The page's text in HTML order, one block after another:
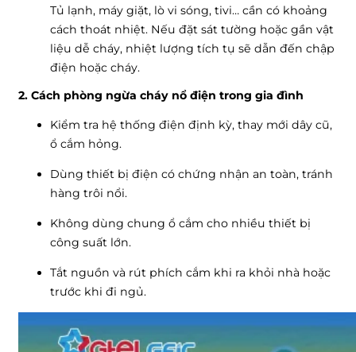
Tủ lạnh, máy giặt, lò vi sóng, tivi… cần có khoảng
cách thoát nhiệt. Nếu đặt sát tường hoặc gần vật
liệu dễ cháy, nhiệt lượng tích tụ sẽ dẫn đến chập
điện hoặc cháy.
2. Cách phòng ngừa cháy nổ điện trong gia đình
Kiểm tra hệ thống điện định kỳ, thay mới dây cũ,
ổ cắm hỏng.
Dùng thiết bị điện có chứng nhận an toàn, tránh
hàng trôi nổi.
Không dùng chung ổ cắm cho nhiều thiết bị
công suất lớn.
Tắt nguồn và rút phích cắm khi ra khỏi nhà hoặc
trước khi đi ngủ.